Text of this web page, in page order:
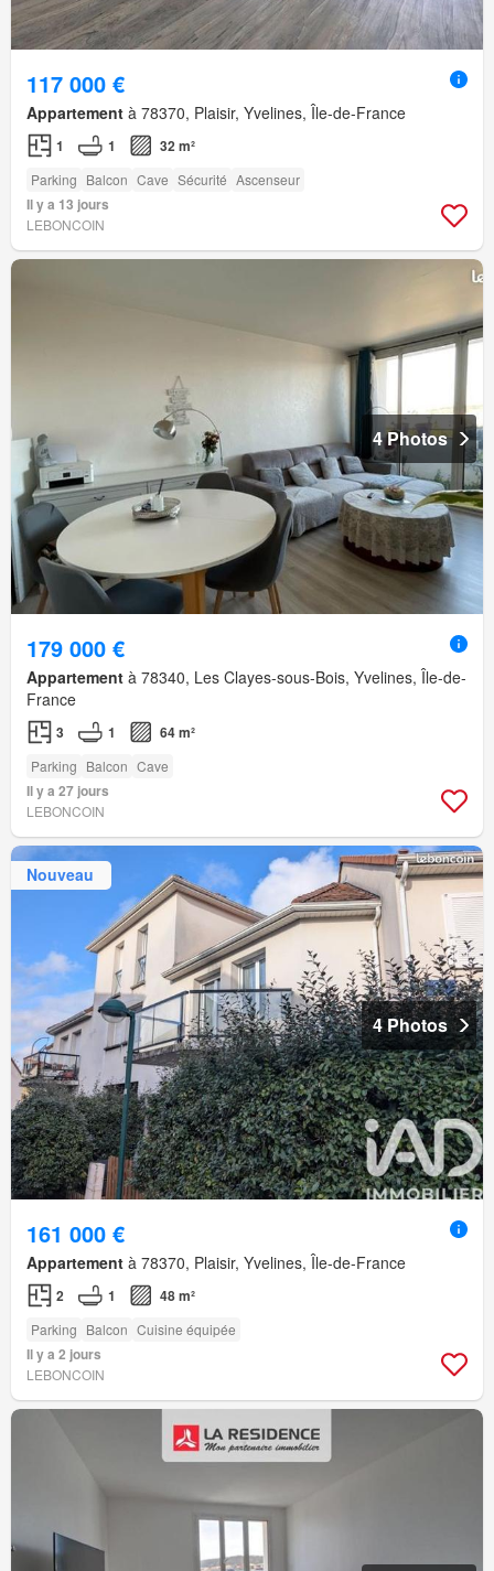
117 000 €
Appartement à 78370, Plaisir, Yvelines, Île-de-France
1 1 32 m²
Parking Balcon Cave Sécurité Ascenseur
Il y a 13 jours
LEBONCOIN
4 Photos
179 000 €
Appartement à 78340, Les Clayes-sous-Bois, Yvelines, Île-de-
France
3 1 64 m²
Parking Balcon Cave
Il y a 27 jours
LEBONCOIN
Nouveau
4 Photos
161 000 €
Appartement à 78370, Plaisir, Yvelines, Île-de-France
2 1 48 m²
Parking Balcon Cuisine équipée
Il y a 2 jours
LEBONCOIN